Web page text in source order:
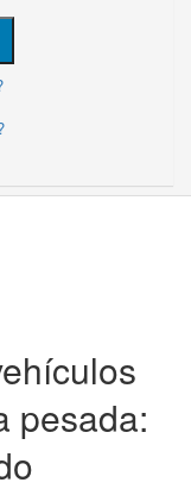
pesada: